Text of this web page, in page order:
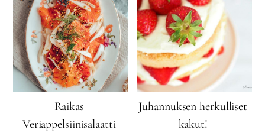
Raikas
Veriappelsiinisalaatti
Juhannuksen herkulliset
kakut!